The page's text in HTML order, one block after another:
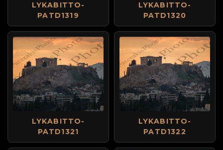
LYKABITTO-
PATD1319
LYKABITTO-
PATD1320
LYKABITTO-
PATD1321
LYKABITTO-
PATD1322